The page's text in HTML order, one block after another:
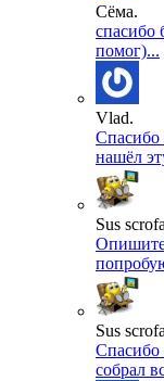
Сёма.
спасибо
помог)...
Vlad.
Спасибо
нашёл
Sus
Опишите
Sus
Спасибо
собрал